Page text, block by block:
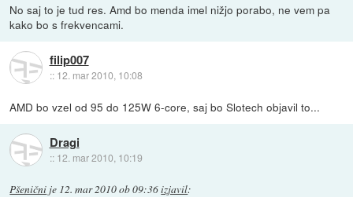
No saj to je tud res. Amd bo menda imel nižjo porabo, ne vem pa
kako bo s frekvencami.
filip007
:: 12. mar 2010, 10:08
AMD bo vzel od 95 do 125W 6-core, saj bo Slotech objavil to...
Dragi
:: 12. mar 2010, 10:19
Pšenični je 12. mar 2010 ob 09:36izjavil: